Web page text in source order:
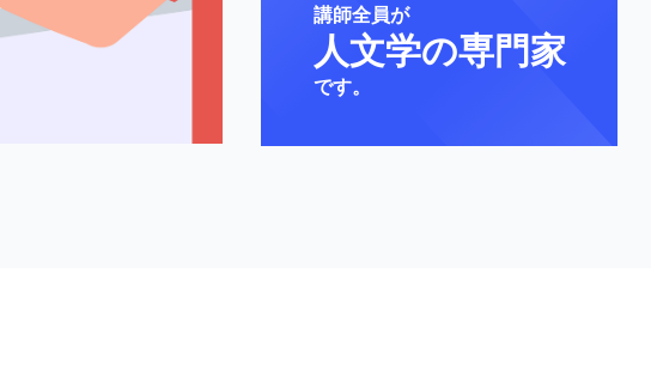
講師全員が
人文学の専門家
です。